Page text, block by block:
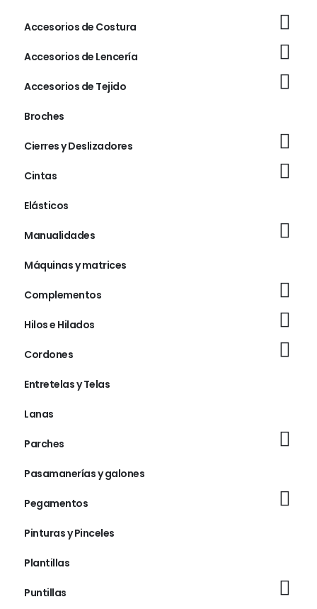
Accesorios de Costura
Accesorios de Lencería
Accesorios de Tejido
Broches
Cierres y Deslizadores
Cintas
Elásticos
Manualidades
Máquinas y matrices
Complementos
Hilos e Hilados
Cordones
Entretelas y Telas
Lanas
Parches
Pasamanerías y galones
Pegamentos
Pinturas y Pinceles
Plantillas
Puntillas